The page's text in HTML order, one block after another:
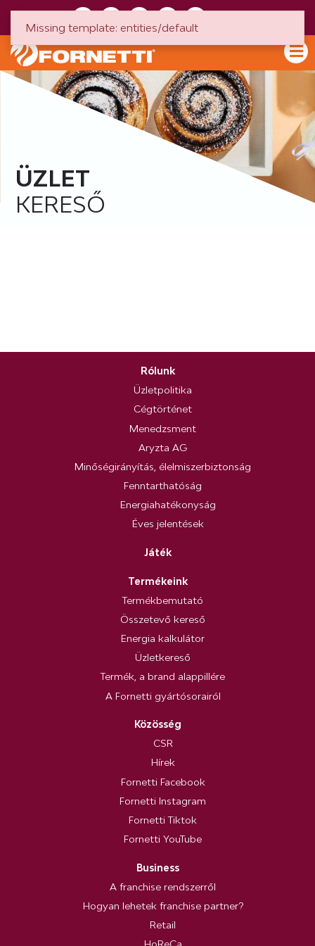
ÜZLET
KERESŐ
Rólunk
Üzletpolitika
Cégtörténet
Menedzsment
Aryzta AG
Minőségirányítás, élelmiszerbiztonság
Fenntarthatóság
Energiahatékonyság
Éves jelentések
Játék
Termékeink
Termékbemutató
Összetevő kereső
Energia kalkulátor
Üzletkereső
Termék, a brand alappillére
A Fornetti gyártósorairól
Közösség
CSR
Hírek
Fornetti Facebook
Fornetti Instagram
Fornetti Tiktok
Fornetti YouTube
Business
A franchise rendszerről
Hogyan lehetek franchise partner?
Retail
Missing template: entities/default